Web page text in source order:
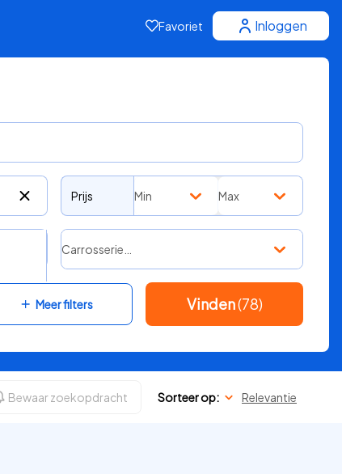
Favoriet Inloggen
Prijs Min Max
Carrosserie…
Meer filters Vinden(78)
Bewaar zoekopdracht Sorteer op: Relevantie